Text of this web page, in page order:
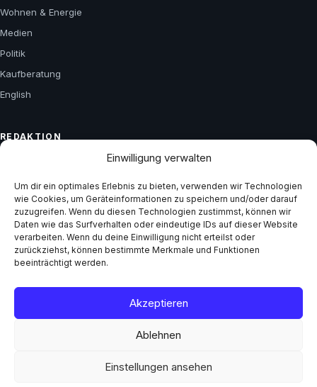
Einwilligung verwalten
Um dir ein optimales Erlebnis zu bieten, verwenden wir Technologien
wie Cookies, um Geräteinformationen zu speichern und/oder darauf
zuzugreifen. Wenn du diesen Technologien zustimmst, können wir
Daten wie das Surfverhalten oder eindeutige IDs auf dieser Website
verarbeiten. Wenn du deine Einwilligung nicht erteilst oder
zurückziehst, können bestimmte Merkmale und Funktionen
beeinträchtigt werden.
Akzeptieren
Ablehnen
Einstellungen ansehen
Wohnen & Energie
Medien
Politik
Kaufberatung
English
REDAKTION
Kontakt
Impressum
Datenschutz
GESCHÄFTLICH
Mediadaten
AGB